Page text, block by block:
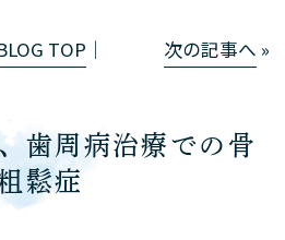
TOP │ 次の記事へ »
歯周病治療での骨
鬆症